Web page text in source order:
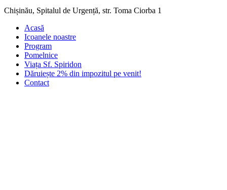
Chișinău, Spitalul de Urgență, str. Toma Ciorba 1
Acasă
Icoanele noastre
Program
Pomelnice
Viața Sf. Spiridon
Dăruiește 2% din impozitul pe venit!
Contact